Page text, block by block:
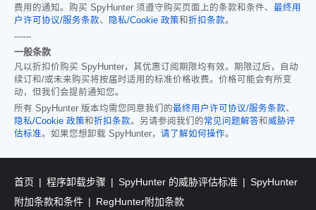
费用的通知。购买 SpyHunter 须遵守购买页面上的条款和条件、 最终用
户许可协议/服务条款、 隐私/Cookie 政策和折扣条款。
------
一般条款
凡以折扣价购买 SpyHunter，其优惠订阅期限均有效。期限过后，自动
续订和/或未来购买将按届时适用的标准价格收费。价格可能会有所变
动，但我们会提前通知您。
所有 SpyHunter 版本均需您同意我们的最终用户许可协议/服务条款、
隐私/Cookie 政策和折扣条款。另请参阅我们的常见问题解答和威胁评
估标准。如果您想卸载 SpyHunter， 请了解如何操作。
首页 程序卸载步骤 SpyHunter 的威胁评估标准
SpyHunter
附加条款和条件
RegHunter附加条款